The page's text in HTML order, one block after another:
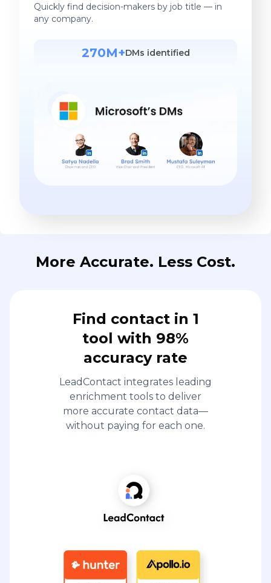
Quickly find decision-makers by job title — in
any company.
270M+DMs identified
More Accurate. Less Cost.
Find contact in 1
tool with 98%
accuracy rate
LeadContact integrates leading
enrichment tools to deliver
more accurate contact data—
without paying for each one.